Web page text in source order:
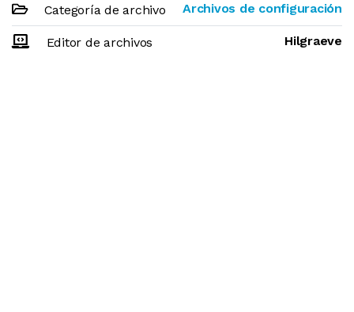
Categoría de archivo Archivos de configuración
Editor de archivos Hilgraeve